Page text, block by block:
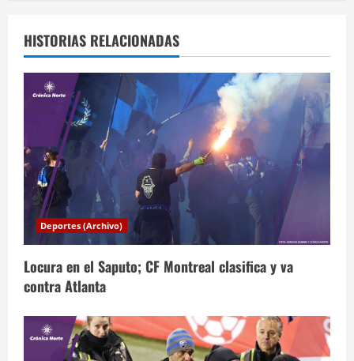
a
c
ó
n
d
e
e
n
t
HISTORIAS RELACIONADAS
Deportes (Archivo)
Locura en el Saputo; CF Montreal clasifica y va
contra Atlanta